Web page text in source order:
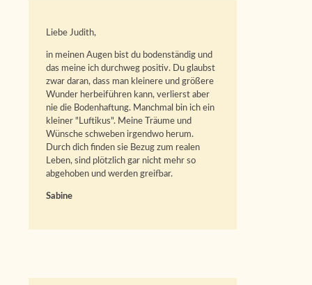
Liebe Judith,
in meinen Augen bist du bodenständig und
das meine ich durchweg positiv. Du glaubst
zwar daran, dass man kleinere und größere
Wunder herbeiführen kann, verlierst aber
nie die Bodenhaftung. Manchmal bin ich ein
kleiner "Luftikus". Meine Träume und
Wünsche schweben irgendwo herum.
Durch dich finden sie Bezug zum realen
Leben, sind plötzlich gar nicht mehr so
abgehoben und werden greifbar.
Sabine